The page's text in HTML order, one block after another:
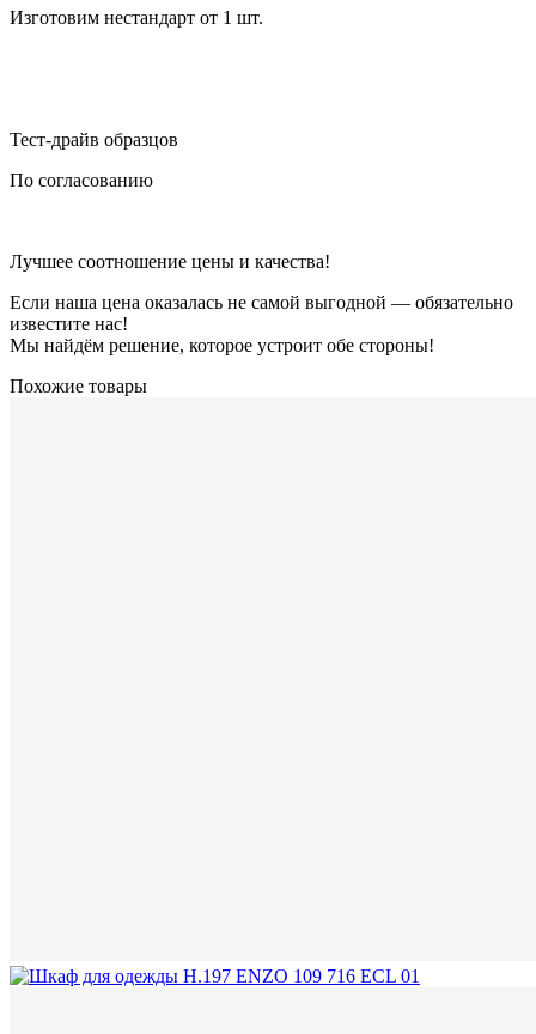
Изготовим нестандарт от 1 шт.
Тест-драйв образцов
По согласованию
Лучшее соотношение цены и качества!
Если наша цена оказалась не самой выгодной — обязательно
известите нас!
Мы найдём решение, которое устроит обе стороны!
Похожие товары